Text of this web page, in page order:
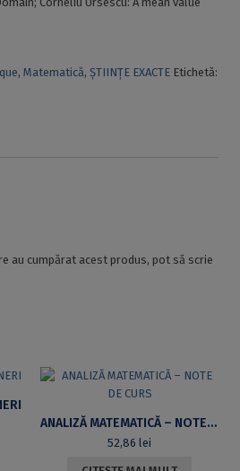
, Matematică, ȘTIINȚE EXACTE Etichetă:
au cumpărat acest produs, pot să scrie
ANALIZĂ MATEMATICĂ – NOTE DE CURS
52,86lei